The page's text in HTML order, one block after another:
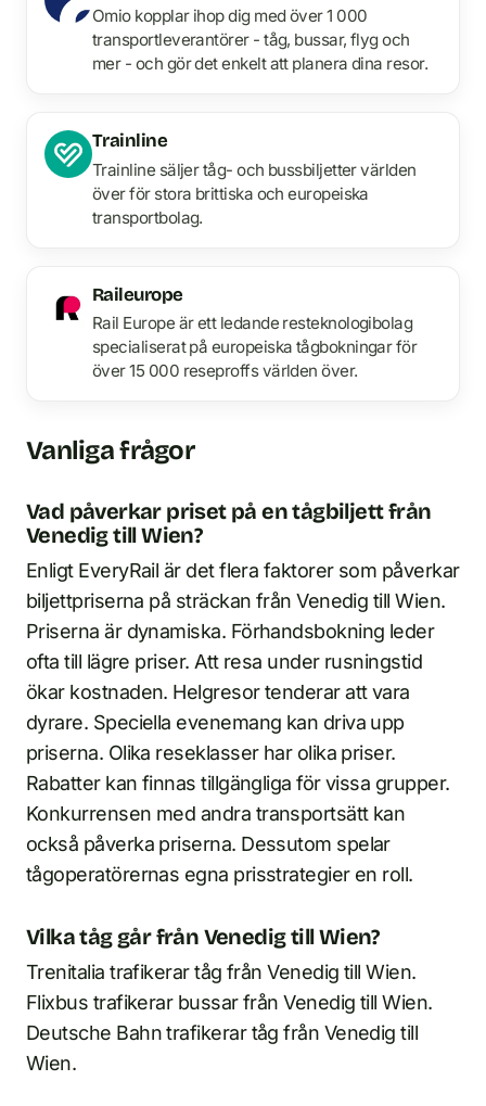
Omio kopplar ihop dig med över 1 000
transportleverantörer - tåg, bussar, flyg och
mer - och gör det enkelt att planera dina resor.
Trainline
Trainline säljer tåg- och bussbiljetter världen
över för stora brittiska och europeiska
transportbolag.
Raileurope
Rail Europe är ett ledande resteknologibolag
specialiserat på europeiska tågbokningar för
över 15 000 reseproffs världen över.
Vanliga frågor
Vad påverkar priset på en tågbiljett från
Venedig till Wien?
Enligt EveryRail är det flera faktorer som påverkar
biljettpriserna på sträckan från Venedig till Wien.
Priserna är dynamiska. Förhandsbokning leder
ofta till lägre priser. Att resa under rusningstid
ökar kostnaden. Helgresor tenderar att vara
dyrare. Speciella evenemang kan driva upp
priserna. Olika reseklasser har olika priser.
Rabatter kan finnas tillgängliga för vissa grupper.
Konkurrensen med andra transportsätt kan
också påverka priserna. Dessutom spelar
tågoperatörernas egna prisstrategier en roll.
Vilka tåg går från Venedig till Wien?
Trenitalia trafikerar tåg från Venedig till Wien.
Flixbus trafikerar bussar från Venedig till Wien.
Deutsche Bahn trafikerar tåg från Venedig till
Wien.